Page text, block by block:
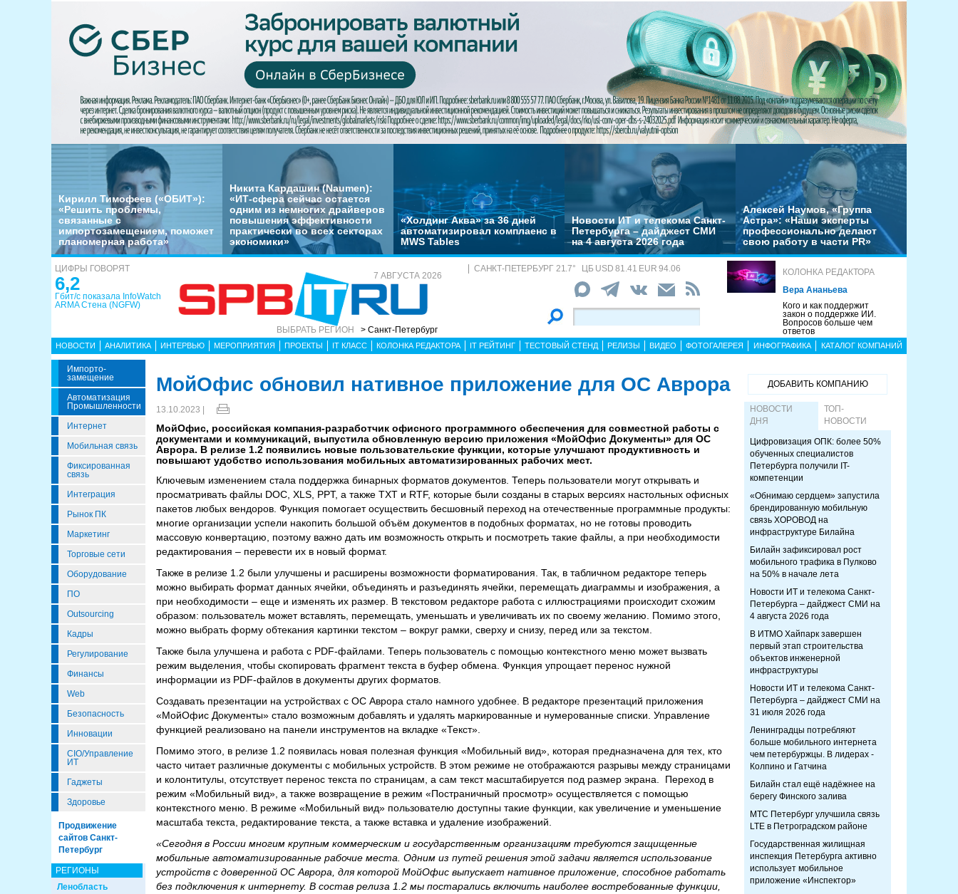
Кирилл Тимофеев («ОБИТ»):
«Решить проблемы,
связанные с
импортозамещением, поможет
планомерная работа»
Никита Кардашин (Naumen):
«ИТ-сфера сейчас остается
одним из немногих драйверов
повышения эффективности
практически во всех секторах
экономики»
«Холдинг Аква» за 36 дней
автоматизировал комплаенс в
MWS Tables
Новости ИТ и телекома Санкт-
Петербурга – дайджест СМИ
на 4 августа 2026 года
Алексей Наумов, «Группа
Астра»: «Наши эксперты
профессионально делают
свою работу в части PR»
ЦИФРЫ ГОВОРЯТ
6,2
Гбит/с показала InfoWatch
ARMA Стена (NGFW)
7 АВГУСТА 2026
ВЫБРАТЬ РЕГИОН > Санкт-Петербург
САНКТ-ПЕТЕРБУРГ 21.7° ЦБ USD 81.41 EUR 94.06
КОЛОНКА РЕДАКТОРА
Вера Ананьева
Кого и как поддержит
закон о поддержке ИИ.
Вопросов больше чем
ответов
НОВОСТИ АНАЛИТИКА ИНТЕРВЬЮ МЕРОПРИЯТИЯ ПРОЕКТЫ IT КЛАСС КОЛОНКА РЕДАКТОРА IT РЕЙТИНГ ТЕСТОВЫЙ СТЕНД РЕЛИЗЫ ВИДЕО ФОТОГАЛЕРЕЯ ИНФОГРАФИКА КАТАЛОГ КОМПАНИЙ
Импорто­
Замещение
Автоматизация
Промышленности
Интернет
Мобильная связь
Фиксированная
связь
Интеграция
Рынок ПК
Маркетинг
Торговые сети
Оборудование
ПО
Outsourcing
Кадры
Регулирование
Финансы
Web
Безопасность
Инновации
CIO/Управление
ИТ
Гаджеты
Здоровье
Продвижение
сайтов Санкт-
Петербург
РЕГИОНЫ
Ленобласть
МойОфис обновил нативное приложение для ОС Аврора
13.10.2023 |
МойОфис, российская компания-разработчик офисного программного обеспечения для совместной работы с
документами и коммуникаций, выпустила обновленную версию приложения «МойОфис Документы» для ОС
Аврора. В релизе 1.2 появились новые пользовательские функции, которые улучшают продуктивность и
повышают удобство использования мобильных автоматизированных рабочих мест.
Ключевым изменением стала поддержка бинарных форматов документов. Теперь пользователи могут открывать и
просматривать файлы DOC, XLS, PPT, а также TXT и RTF, которые были созданы в старых версиях настольных офисных
пакетов любых вендоров. Функция помогает осуществить бесшовный переход на отечественные программные продукты:
многие организации успели накопить большой объём документов в подобных форматах, но не готовы проводить
массовую конвертацию, поэтому важно дать им возможность открыть и посмотреть такие файлы, а при необходимости
редактирования – перевести их в новый формат.
Также в релизе 1.2 были улучшены и расширены возможности форматирования. Так, в табличном редакторе теперь
можно выбирать формат данных ячейки, объединять и разъединять ячейки, перемещать диаграммы и изображения, а
при необходимости – еще и изменять их размер. В текстовом редакторе работа с иллюстрациями происходит схожим
образом: пользователь может вставлять, перемещать, уменьшать и увеличивать их по своему желанию. Помимо этого,
можно выбрать форму обтекания картинки текстом – вокруг рамки, сверху и снизу, перед или за текстом.
Также была улучшена и работа с PDF-файлами. Теперь пользователь с помощью контекстного меню может вызвать
режим выделения, чтобы скопировать фрагмент текста в буфер обмена. Функция упрощает перенос нужной
информации из PDF-файлов в документы других форматов.
Создавать презентации на устройствах с ОС Аврора стало намного удобнее. В редакторе презентаций приложения
«МойОфис Документы» стало возможным добавлять и удалять маркированные и нумерованные списки. Управление
функцией реализовано на панели инструментов на вкладке «Текст».
Помимо этого, в релизе 1.2 появилась новая полезная функция «Мобильный вид», которая предназначена для тех, кто
часто читает различные документы с мобильных устройств. В этом режиме не отображаются разрывы между страницами
и колонтитулы, отсутствует перенос текста по страницам, а сам текст масштабируется под размер экрана. Переход в
режим «Мобильный вид», а также возвращение в режим «Постраничный просмотр» осуществляется с помощью
контекстного меню. В режиме «Мобильный вид» пользователю доступны такие функции, как увеличение и уменьшение
масштаба текста, редактирование текста, а также вставка и удаление изображений.
«Сегодня в России многим крупным коммерческим и государственным организациям требуются защищенные
мобильные автоматизированные рабочие места. Одним из путей решения этой задачи является использование
устройств с доверенной ОС Аврора, для которой МойОфис выпускает нативное приложение, способное работать
без подключения к интернету. В состав релиза 1.2 мы постарались включить наиболее востребованные функции,
ДОБАВИТЬ КОМПАНИЮ
НОВОСТИ
ДНЯ
ТОП-
НОВОСТИ
Цифровизация ОПК: более 50%
обученных специалистов
Петербурга получили IT-
компетенции
«Обнимаю сердцем» запустила
брендированную мобильную
связь ХОРОВОД на
инфраструктуре Билайна
Билайн зафиксировал рост
мобильного трафика в Пулково
на 50% в начале лета
Новости ИТ и телекома Санкт-
Петербурга – дайджест СМИ на
4 августа 2026 года
В ИТМО Хайпарк завершен
первый этап строительства
объектов инженерной
инфраструктуры
Новости ИТ и телекома Санкт-
Петербурга – дайджест СМИ на
31 июля 2026 года
Ленинградцы потребляют
больше мобильного интернета
чем петербуржцы. В лидерах -
Колпино и Гатчина
Билайн стал ещё надёжнее на
берегу Финского залива
МТС Петербург улучшила связь
LTE в Петроградском районе
Государственная жилищная
инспекция Петербурга активно
использует мобильное
приложение «Инспектор»